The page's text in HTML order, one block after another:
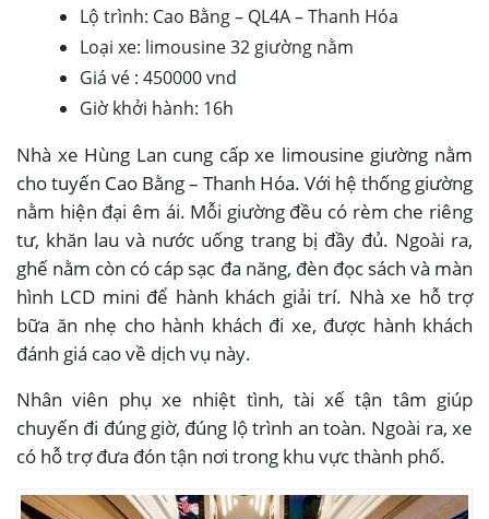
Lộ trình: Cao Bằng – QL4A – Thanh Hóa
Loại xe: limousine 32 giường nằm
Giá vé : 450000 vnd
Giờ khởi hành: 16h
Nhà xe Hùng Lan cung cấp xe limousine giường nằm
cho tuyến Cao Bằng – Thanh Hóa. Với hệ thống giường
nằm hiện đại êm ái. Mỗi giường đều có rèm che riêng
tư, khăn lau và nước uống trang bị đầy đủ. Ngoài ra,
ghế nằm còn có cáp sạc đa năng, đèn đọc sách và màn
hình LCD mini để hành khách giải trí. Nhà xe hỗ trợ
bữa ăn nhẹ cho hành khách đi xe, được hành khách
đánh giá cao về dịch vụ này.
Nhân viên phụ xe nhiệt tình, tài xế tận tâm giúp
chuyến đi đúng giờ, đúng lộ trình an toàn. Ngoài ra, xe
có hỗ trợ đưa đón tận nơi trong khu vực thành phố.